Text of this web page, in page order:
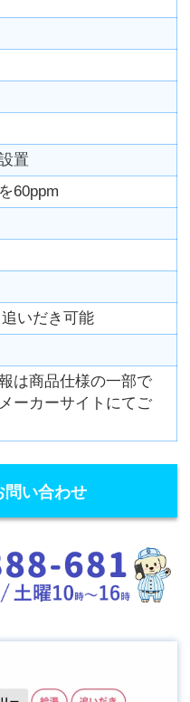
置
60ppm
追いだき可能
は商品仕様の一部で
ーカーサイトにてご
問い合わせ